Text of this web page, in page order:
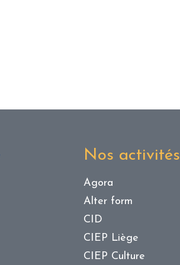
Nos activités
Agora
Alter form
CID
CIEP Liège
CIEP Culture